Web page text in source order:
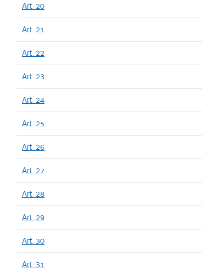
Art. 20
Art. 21
Art. 22
Art. 23
Art. 24
Art. 25
Art. 26
Art. 27
Art. 28
Art. 29
Art. 30
Art. 31